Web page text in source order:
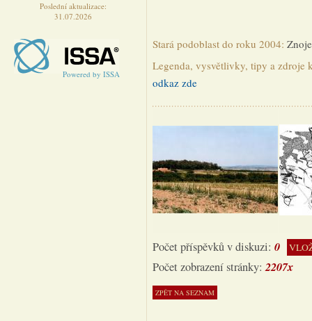
Poslední aktualizace:
31.07.2026
Powered by ISSA
Stará podoblast do roku 2004:
Legenda, vysvětlivky, tipy a zdroje
odkaz zde
Počet příspěvků v diskuzi: 0
Počet zobrazení stránky:2207x